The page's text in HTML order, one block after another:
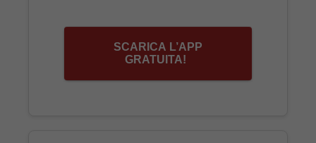
SCARICA L’APP
GRATUITA!